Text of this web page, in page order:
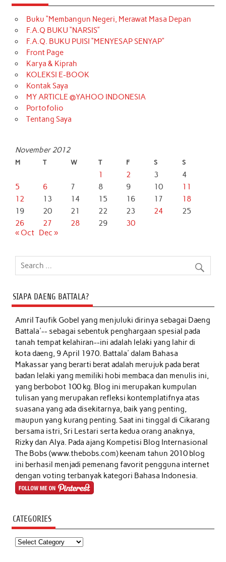
Buku “Membangun Negeri, Merawat Masa Depan
F.A.Q BUKU “NARSIS”
F.A.Q. BUKU PUISI “MENYESAP SENYAP”
Front Page
Karya & Kiprah
KOLEKSI E-BOOK
Kontak Saya
MY ARTICLE @YAHOO INDONESIA
Portofolio
Tentang Saya
November 2012
M T W T F S S
1 2 3
4
5
6 7 8 9 10
11
12
13 14 15 16 17
18
19
20 21 22 23 24
25
26
27 28 29
30
« Oct Dec »
SIAPA DAENG BATTALA?
Amril Taufik Gobelyang menjuluki dirinya sebagai Daeng
Battala'-- sebagai sebentuk penghargaan spesial pada
tanah tempat kelahiran--ini adalah lelaki yang lahir di
kota daeng, 9 April 1970. Battala' dalam Bahasa
Makassar yang berarti berat adalah merujuk pada berat
badan lelaki yang memiliki hobi membaca dan menulis ini,
yang berbobot 100 kg. Blog ini merupakan kumpulan
tulisan yang merupakan refleksi kontemplatifnya atas
suasana yang ada disekitarnya, baik yang penting,
maupun yang kurang penting. Saat ini tinggal di Cikarang
bersama istri, Sri Lestari serta kedua orang anaknya,
Rizky dan Alya. Pada ajang Kompetisi Blog Internasional
The Bobs (www.thebobs.com) keenam tahun 2010 blog
ini berhasil menjadi pemenang favorit pengguna internet
dengan voting terbanyak kategori Bahasa Indonesia.
CATEGORIES
Categories